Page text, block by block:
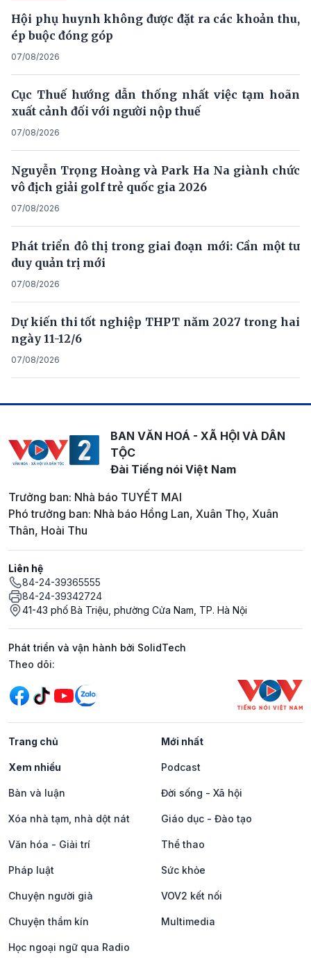
Hội phụ huynh không được đặt ra các khoản thu,
ép buộc đóng góp
07/08/2026
Cục Thuế hướng dẫn thống nhất việc tạm hoãn
xuất cảnh đối với người nộp thuế
07/08/2026
Nguyễn Trọng Hoàng và Park Ha Na giành chức
vô địch giải golf trẻ quốc gia 2026
07/08/2026
Phát triển đô thị trong giai đoạn mới: Cần một tư
duy quản trị mới
07/08/2026
Dự kiến thi tốt nghiệp THPT năm 2027 trong hai
ngày 11-12/6
07/08/2026
BAN VĂN HOÁ - XÃ HỘI VÀ DÂN
TỘC
Đài Tiếng nói Việt Nam
Trưởng ban: Nhà báo TUYẾT MAI
Phó trưởng ban: Nhà báo Hồng Lan, Xuân Thọ, Xuân
Thân, Hoài Thu
Liên hệ
84-24-39365555
84-24-39342724
41-43 phố Bà Triệu, phường Cửa Nam, TP. Hà Nội
Phát triển và vận hành bởi SolidTech
Mạng xã hội
Theo dõi:
Trang chủ Mới nhất
Xem nhiều Podcast
Bàn và luận Đời sống - Xã hội
Xóa nhà tạm, nhà dột nát Giáo dục - Đào tạo
Văn hóa - Giải trí Thể thao
Pháp luật Sức khỏe
Chuyện người già VOV2 kết nối
Chuyện thầm kín Multimedia
Học ngoại ngữ qua Radio